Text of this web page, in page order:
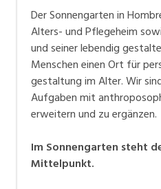
Marketing,
Mechanik, Elektronik,
Medizin,
Sicherheit, Rettung,
Verkauf, Handel,
Der Sonnengarten in
Alters- und Pflegeheim
und seiner lebendig
Menschen einen Ort für
gestaltung im Alter. Wir
Aufgaben mit
erweitern und zu ergänzen.
Im Sonnengarten steht
Mittelpunkt.